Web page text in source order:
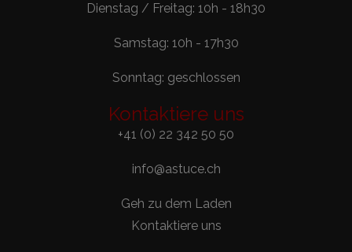
Dienstag / Freitag: 10h - 18h30
Samstag: 10h - 17h30
Sonntag: geschlossen
Kontaktiere uns
+41 (0) 22 342 50 50
info@astuce.ch
Geh zu dem Laden
Kontaktiere uns